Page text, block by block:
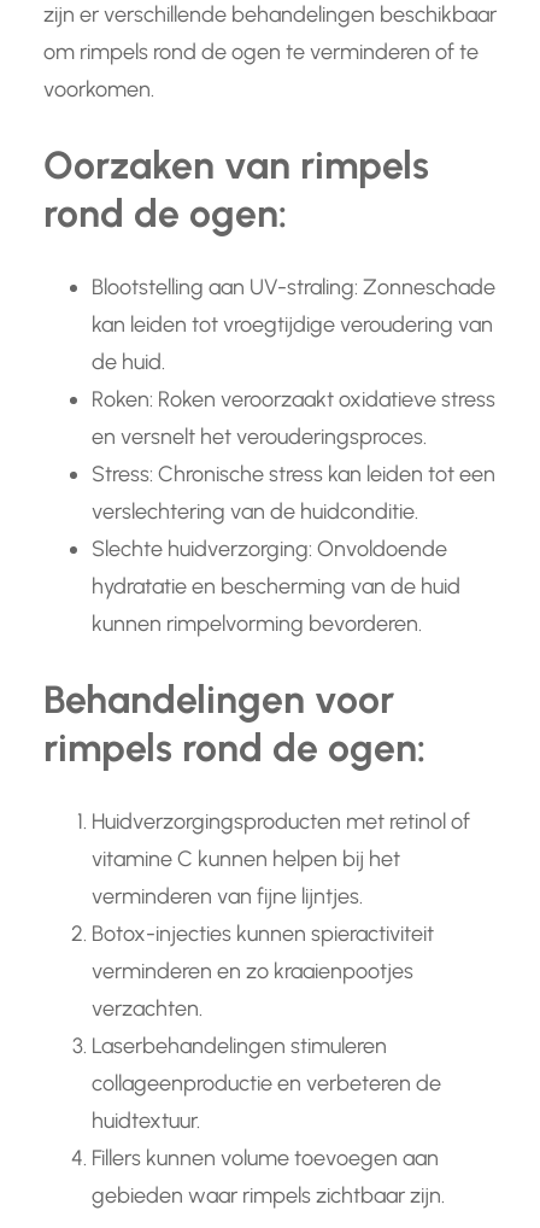
zijn er verschillende behandelingen beschikbaar
om rimpels rond de ogen te verminderen of te
voorkomen.
Oorzaken van rimpels
rond de ogen:
Blootstelling aan UV-straling: Zonneschade
kan leiden tot vroegtijdige veroudering van
de huid.
Roken: Roken veroorzaakt oxidatieve stress
en versnelt het verouderingsproces.
Stress: Chronische stress kan leiden tot een
verslechtering van de huidconditie.
Slechte huidverzorging: Onvoldoende
hydratatie en bescherming van de huid
kunnen rimpelvorming bevorderen.
Behandelingen voor
rimpels rond de ogen:
Huidverzorgingsproducten met retinol of
vitamine C kunnen helpen bij het
verminderen van fijne lijntjes.
Botox-injecties kunnen spieractiviteit
verminderen en zo kraaienpootjes
verzachten.
Laserbehandelingen stimuleren
collageenproductie en verbeteren de
huidtextuur.
Fillers kunnen volume toevoegen aan
gebieden waar rimpels zichtbaar zijn.